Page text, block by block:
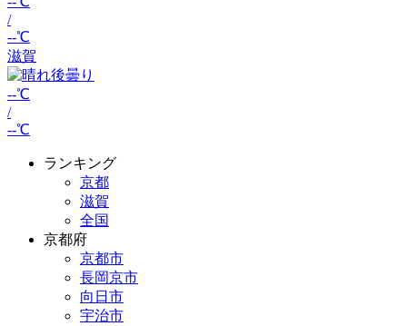
/
--℃
滋賀
--℃
/
--℃
ランキング
京都
滋賀
全国
京都府
京都市
長岡京市
向日市
宇治市